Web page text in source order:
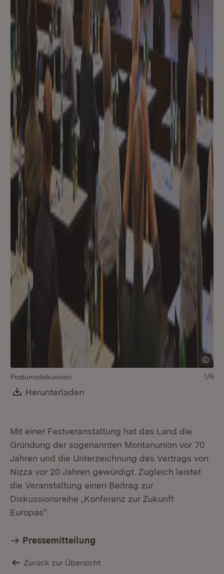
Podiumsdiskussion
Download:
Herunterladen
1/6
Mit einer Festveranstaltung hat das Land die
Gründung der sogenannten Montanunion vor 70
Jahren und die Unterzeichnung des Vertrags von
Nizza vor 20 Jahren gewürdigt. Zugleich leistet
die Veranstaltung einen Beitrag zur
Diskussionsreihe „Konferenz zur Zukunft
Europas“.
Pressemitteilung
Zurück zur Übersicht